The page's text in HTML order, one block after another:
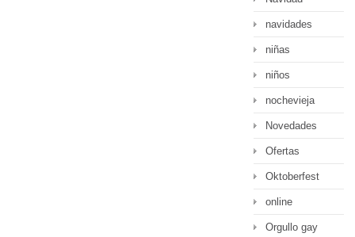
navidades
niñas
niños
nochevieja
Novedades
Ofertas
Oktoberfest
online
Orgullo gay